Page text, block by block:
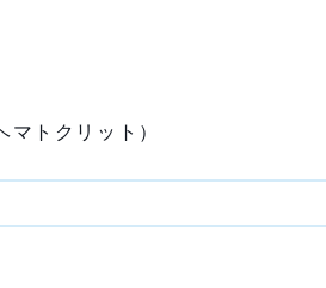
リット）